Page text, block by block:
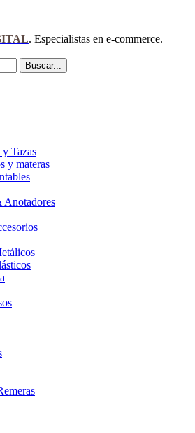
. Especialistas en e-commerce.
Buscar...
Tazas
y materas
Anotadores